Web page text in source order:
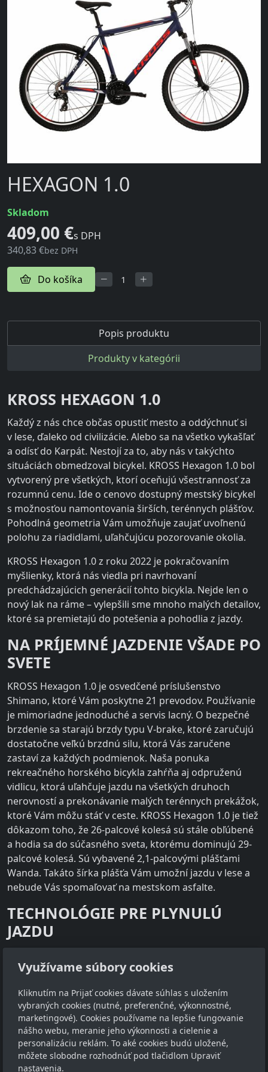
HEXAGON 1.0
skladom
409,00 €s DPH
340,83 €bez DPH
Do košíka
Popis produktu
Produkty v kategórii
KROSS HEXAGON 1.0
Každý z nás chce občas opustiť mesto a oddýchnuť si
v lese, ďaleko od civilizácie. Alebo sa na všetko vykašľať
a odísť do Karpát. Nestojí za to, aby nás v takýchto
situáciách obmedzoval bicykel. KROSS Hexagon 1.0 bol
vytvorený pre všetkých, ktorí oceňujú všestrannosť za
rozumnú cenu. Ide o cenovo dostupný mestský bicykel
s možnosťou namontovania širších, terénnych plášťov.
Pohodlná geometria Vám umožňuje zaujať uvoľnenú
polohu za riadidlami, uľahčujúcu pozorovanie okolia.
KROSS Hexagon 1.0 z roku 2022 je pokračovaním
myšlienky, ktorá nás viedla pri navrhovaní
predchádzajúcich generácií tohto bicykla. Nejde len o
nový lak na ráme – vylepšili sme mnoho malých detailov,
ktoré sa premietajú do potešenia a pohodlia z jazdy.
NA PRÍJEMNÉ JAZDENIE VŠADE PO
SVETE
KROSS Hexagon 1.0 je osvedčené príslušenstvo
Shimano, ktoré Vám poskytne 21 prevodov. Používanie
je mimoriadne jednoduché a servis lacný. O bezpečné
brzdenie sa starajú brzdy typu V-brake, ktoré zaručujú
dostatočne veľkú brzdnú silu, ktorá Vás zaručene
zastaví za každých podmienok. Naša ponuka
rekreačného horského bicykla zahŕňa aj odpruženú
vidlicu, ktorá uľahčuje jazdu na všetkých druhoch
nerovností a prekonávanie malých terénnych prekážok,
ktoré Vám môžu stáť v ceste. KROSS Hexagon 1.0 je tiež
dôkazom toho, že 26-palcové kolesá sú stále obľúbené
a hodia sa do súčasného sveta, ktorému dominujú 29-
palcové kolesá. Sú vybavené 2,1-palcovými plášťami
Wanda. Takáto šírka plášťa Vám umožní jazdu v lese a
nebude Vás spomaľovať na mestskom asfalte.
TECHNOLÓGIE PRE PLYNULÚ
JAZDU
performance. Táto špeciálna hliníková zliatina 6061
zlomeniu. Zároveň ide o pomerne ľahký materiál, ktorý
svojimi vlastnosťami dokáže prekvapiť nejedného
cyklistu. Rám je lakovaný práškom, čo sa premieta do
jeho trvanlivosti a odolnosti voči mechanickému
poškodeniu.
Využívame súbory cookies
Kliknutím na Prijať cookies dávate súhlas s uložením
vybraných cookies (nutné, preferenčné, výkonnostné,
marketingové). Cookies používame na lepšie fungovanie
nášho webu, meranie jeho výkonnosti a cielenie a
personalizáciu reklám. To aké cookies budú uložené,
môžete slobodne rozhodnúť pod tlačidlom Upraviť
nastavenia.